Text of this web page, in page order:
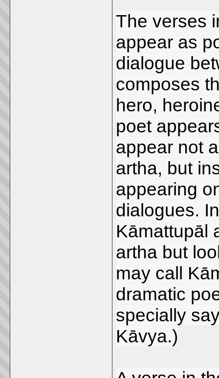
The verses
appear as
dialogue
composes
hero,
poet
appear not
artha, but
appearing
dialogues.
Kāmattupāl
artha but
may call
dramatic
specially
Kāvya.)